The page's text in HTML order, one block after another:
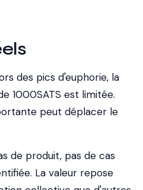
des pics d'euphorie, la
1000SATS est limitée.
peut déplacer le
de produit, pas de cas
La valeur repose